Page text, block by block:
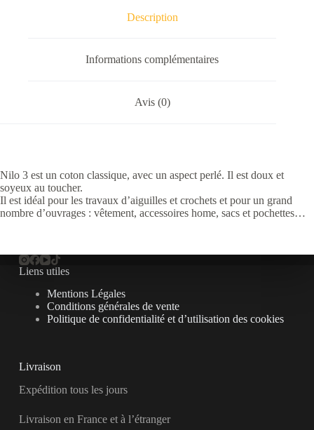
Description
Informations complémentaires
Avis (0)
Nilo 3 est un coton classique, avec un aspect perlé. Il est doux et
soyeux au toucher.
Il est idéal pour les travaux d’aiguilles et crochets et pour un grand
nombre d’ouvrages : vêtement, accessoires home, sacs et pochettes…
Liens utiles
Mentions Légales
Conditions générales de vente
Politique de confidentialité et d’utilisation des cookies
Livraison
Expédition tous les jours
Livraison en France et à l’étranger